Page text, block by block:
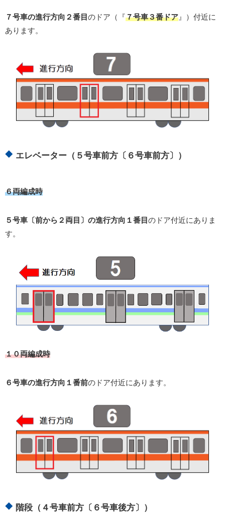
７号車の進行方向２番目 のドア（『７号車３番ドア 』）付近に
あります。
エレベーター（５号車前方〔６号車前方〕）
６両編成時
５号車〔前から２両目〕の進行方向１番目 のドア付近にありま
す。
１０両編成時
６号車の進行方向１番前のドア付近にあります。
階段（４号車前方〔６号車後方〕）